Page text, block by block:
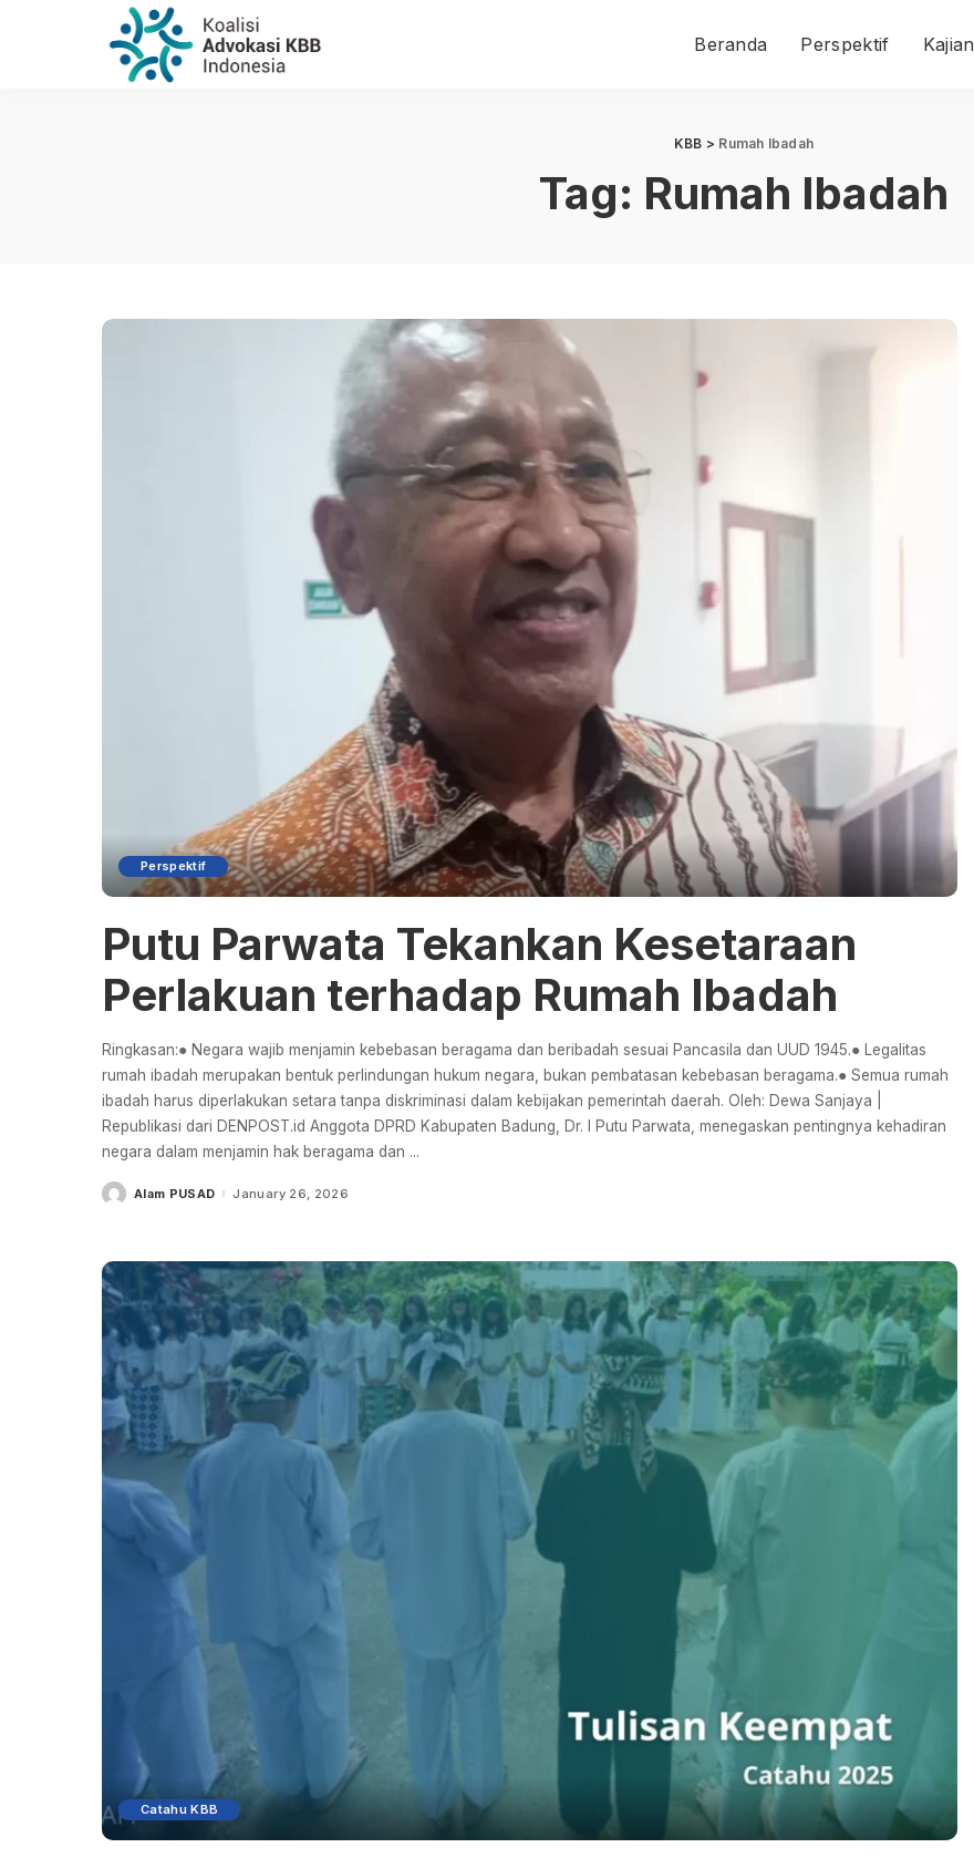
Beranda Perspektif Kajian
KBB > Rumah Ibadah
Tag: Rumah Ibadah
Perspektif
Putu Parwata Tekankan Kesetaraan
Perlakuan terhadap Rumah Ibadah
Ringkasan:● Negara wajib menjamin kebebasan beragama dan beribadah sesuai Pancasila dan UUD 1945.● Legalitas
rumah ibadah merupakan bentuk perlindungan hukum negara, bukan pembatasan kebebasan beragama.● Semua rumah
ibadah harus diperlakukan setara tanpa diskriminasi dalam kebijakan pemerintah daerah. Oleh: Dewa Sanjaya |
Republikasi dari DENPOST.id Anggota DPRD Kabupaten Badung, Dr. I Putu Parwata, menegaskan pentingnya kehadiran
negara dalam menjamin hak beragama dan ...
PostedAlam PUSAD January 26, 2026
Catahu KBB